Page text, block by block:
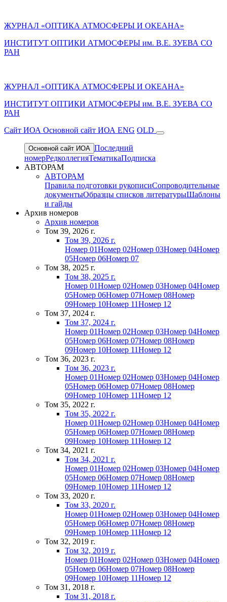
ЖУРНАЛ «ОПТИКА АТМОСФЕРЫ И ОКЕАНА»
ИНСТИТУТ ОПТИКИ АТМОСФЕРЫ им. В.Е. ЗУЕВА СО
РАН
ЖУРНАЛ «ОПТИКА АТМОСФЕРЫ И ОКЕАНА»
ИНСТИТУТ ОПТИКИ АТМОСФЕРЫ им. В.Е. ЗУЕВА СО
РАН
Cайт ИОА Основной сайт ИОА ENG OLD
Основной сайт ИОА Последний
номерРедколлегияТематикаПодписка
АВТОРАМ
АВТОРАМ
Правила подготовки рукописиСопроводительные
документыОбразцы списков литературыШаблоны
и гайды
Архив номеров
Архив номеров
Том 39, 2026 г.
Том 39, 2026 г.
Номер 01Номер 02Номер 03Номер 04Номер
05Номер 06Номер 07
Том 38, 2025 г.
Том 38, 2025 г.
Номер 01Номер 02Номер 03Номер 04Номер
05Номер 06Номер 07Номер 08Номер
09Номер 10Номер 11Номер 12
Том 37, 2024 г.
Том 37, 2024 г.
Номер 01Номер 02Номер 03Номер 04Номер
05Номер 06Номер 07Номер 08Номер
09Номер 10Номер 11Номер 12
Том 36, 2023 г.
Том 36, 2023 г.
Номер 01Номер 02Номер 03Номер 04Номер
05Номер 06Номер 07Номер 08Номер
09Номер 10Номер 11Номер 12
Том 35, 2022 г.
Том 35, 2022 г.
Номер 01Номер 02Номер 03Номер 04Номер
05Номер 06Номер 07Номер 08Номер
09Номер 10Номер 11Номер 12
Том 34, 2021 г.
Том 34, 2021 г.
Номер 01Номер 02Номер 03Номер 04Номер
05Номер 06Номер 07Номер 08Номер
09Номер 10Номер 11Номер 12
Том 33, 2020 г.
Том 33, 2020 г.
Номер 01Номер 02Номер 03Номер 04Номер
05Номер 06Номер 07Номер 08Номер
09Номер 10Номер 11Номер 12
Том 32, 2019 г.
Том 32, 2019 г.
Номер 01Номер 02Номер 03Номер 04Номер
05Номер 06Номер 07Номер 08Номер
09Номер 10Номер 11Номер 12
Том 31, 2018 г.
Том 31, 2018 г.